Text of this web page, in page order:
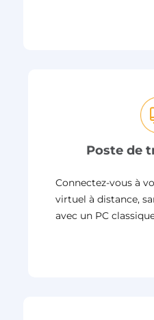
Poste de
Connectez-vous à
virtuel à distance,
avec un PC